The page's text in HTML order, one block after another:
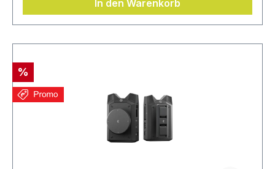
In den Warenkorb
%